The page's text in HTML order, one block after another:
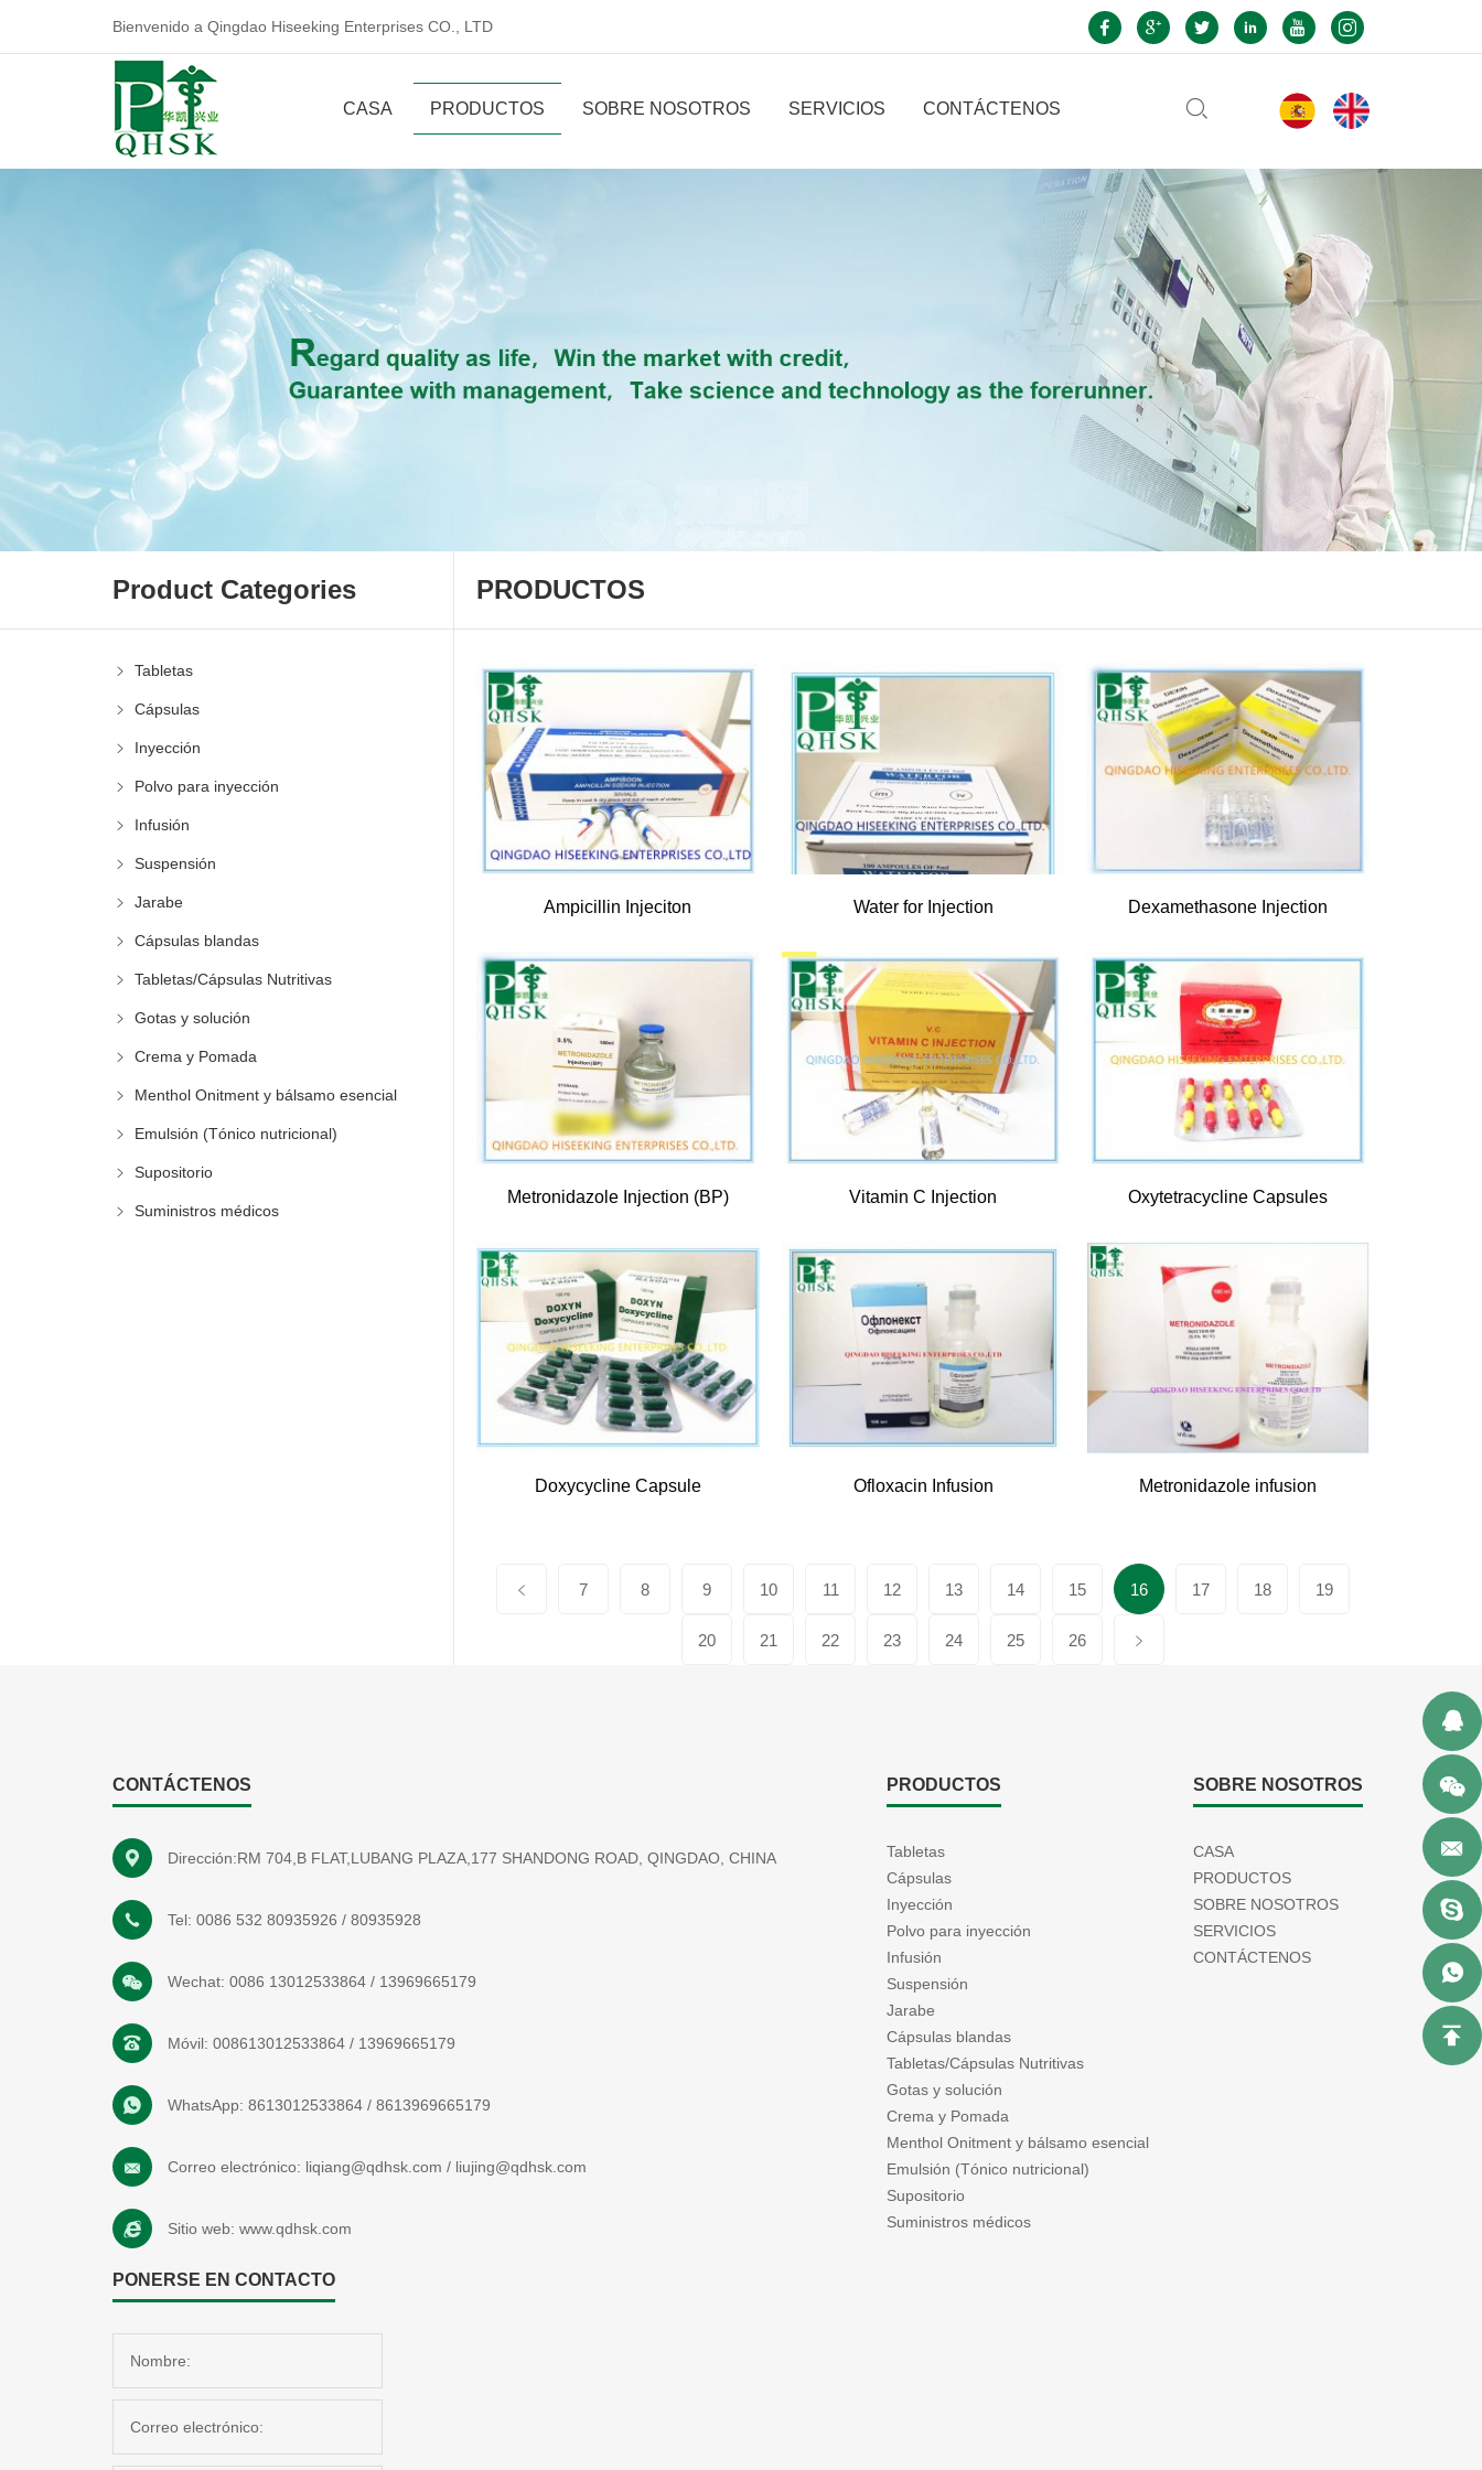
Bienvenido a Qingdao Hiseeking Enterprises CO., LTD
CASA PRODUCTOS SOBRE NOSOTROS SERVICIOS CONTÁCTENOS
Product Categories PRODUCTOS
Tabletas
Cápsulas
Inyección
Polvo para inyección
Infusión
Suspensión
Jarabe
Cápsulas blandas
Tabletas/Cápsulas Nutritivas
Gotas y solución
Crema y Pomada
Menthol Onitment y bálsamo esencial
Emulsión (Tónico nutricional)
Supositorio
Suministros médicos
Ampicillin Injeciton Water for Injection Dexamethasone Injection
Metronidazole Injection (BP) Vitamin C Injection Oxytetracycline Capsules
Doxycycline Capsule Ofloxacin Infusion Metronidazole infusion
7 8 9 10 11 12 13 14 15 16 17 18 19
20 21 22 23 24 25 26
CONTÁCTENOS
Dirección:RM 704,B FLAT,LUBANG PLAZA,177 SHANDONG ROAD, QINGDAO, CHINA
Tel: 0086 532 80935926 / 80935928
Wechat: 0086 13012533864 / 13969665179
Móvil: 008613012533864 / 13969665179
WhatsApp: 8613012533864 / 8613969665179
Correo electrónico: liqiang@qdhsk.com / liujing@qdhsk.com
Sitio web: www.qdhsk.com
PRODUCTOS
Tabletas
Cápsulas
Inyección
Polvo para inyección
Infusión
Suspensión
Jarabe
Cápsulas blandas
Tabletas/Cápsulas Nutritivas
Gotas y solución
Crema y Pomada
Menthol Onitment y bálsamo esencial
Emulsión (Tónico nutricional)
Supositorio
Suministros médicos
SOBRE NOSOTROS
CASA
PRODUCTOS
SOBRE NOSOTROS
SERVICIOS
CONTÁCTENOS
PONERSE EN CONTACTO